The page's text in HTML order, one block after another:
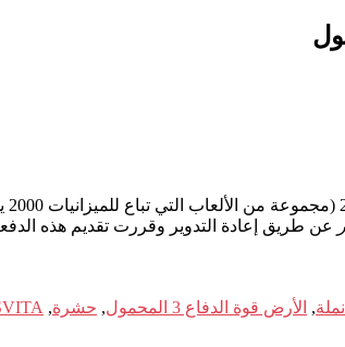
عن طريق إعادة التدوير وقررت تقديم هذه
نملة, الأرض قوة الدفاع 3 المحمول , حشرة,